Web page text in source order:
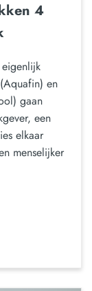
4
en
gaan
een
elkaar
menselijker